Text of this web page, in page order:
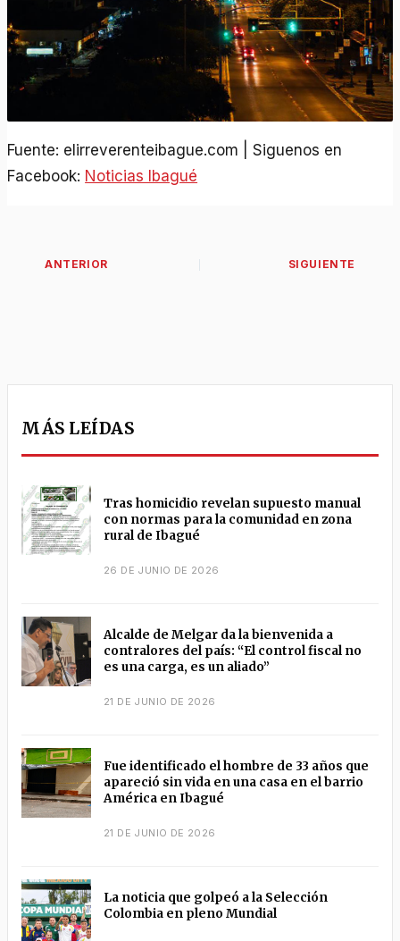
Fuente: elirreverenteibague.com | Siguenos en
Facebook: Noticias Ibagué
MÁS LEÍDAS
Tras homicidio revelan supuesto manual
con normas para la comunidad en zona
rural de Ibagué
26 DE JUNIO DE 2026
Alcalde de Melgar da la bienvenida a
contralores del país: “El control fiscal no
es una carga, es un aliado”
21 DE JUNIO DE 2026
Fue identificado el hombre de 33 años que
apareció sin vida en una casa en el barrio
América en Ibagué
21 DE JUNIO DE 2026
La noticia que golpeó a la Selección
Colombia en pleno Mundial